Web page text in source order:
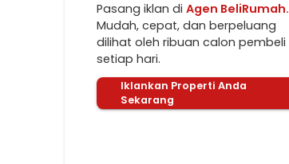
Pasang iklan di Agen BeliRumah.
Mudah, cepat, dan berpeluang
dilihat oleh ribuan calon pembeli
setiap hari.
Iklankan Properti Anda
Sekarang